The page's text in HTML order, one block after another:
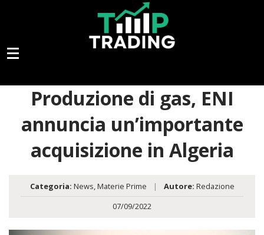
Produzione di gas, ENI
annuncia un’importante
acquisizione in Algeria
Categoria: News,Materie Prime | Autore: Redazione
07/09/2022